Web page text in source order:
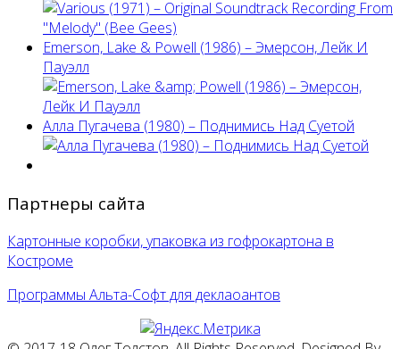
Emerson, Lake & Powell (1986) ‎– Эмерсон, Лейк И
Пауэлл
Алла Пугачева (1980) – Поднимись Над Суетой
Партнеры сайта
Картонные коробки, упаковка из гофрокартона в
Костроме
Программы Альта-Софт для деклаоантов